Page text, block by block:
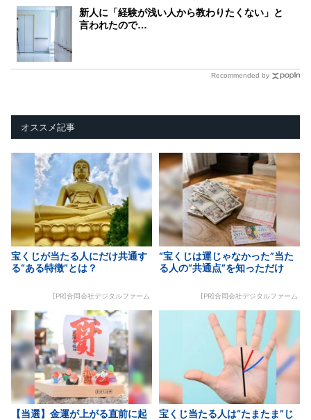
新人に「経験が浅い人から教わりたくない」と
言われたので…
Recommended by
オススメ記事
宝くじが当たる人にだけ共通す
る“ある特徴”とは？
[PR]合同会社デジタルファーム
“宝くじは運じゃなかった”当た
る人の“共通点”を知っただけ
[PR]合同会社デジタルファーム
【当選】金運が上がる直前に起
宝くじ当たる人は“たまたま”じ